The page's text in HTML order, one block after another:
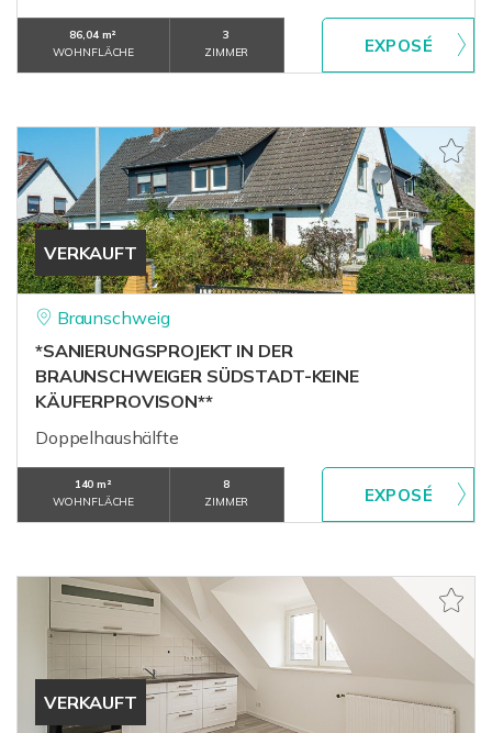
86,04 m²
WOHNFLÄCHE
3
ZIMMER
VERKAUFT
Braunschweig
*SANIERUNGSPROJEKT IN DER
BRAUNSCHWEIGER SÜDSTADT-KEINE
KÄUFERPROVISON**
Doppelhaushälfte
140 m²
WOHNFLÄCHE
8
ZIMMER
VERKAUFT